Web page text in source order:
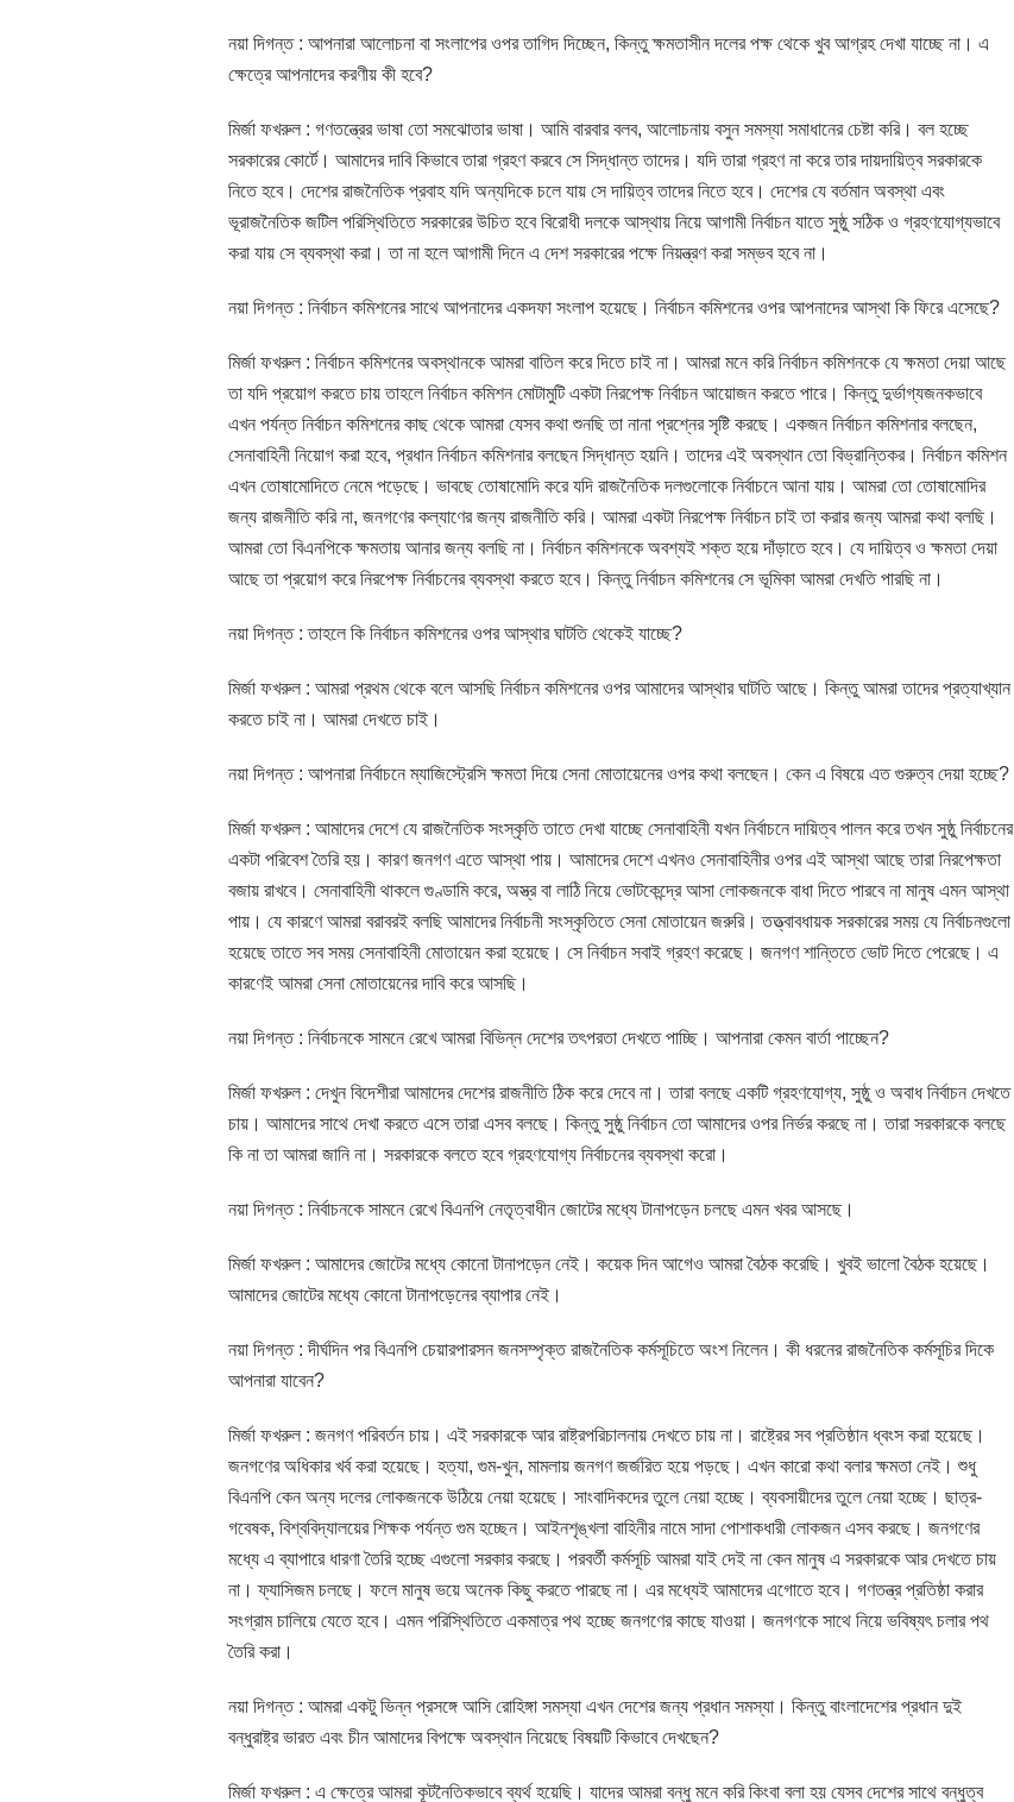
নয়া দিগন্ত : আপনারা আলোচনা বা সংলাপের ওপর তাগিদ দিচ্ছেন, কিন্তু ক্ষমতাসীন দলের পক্ষ থেকে খুব আগ্রহ দেখা যাচ্ছে না। এ
ক্ষেত্রে আপনাদের করণীয় কী হবে?
মির্জা ফখরুল : গণতন্ত্রের ভাষা তো সমঝোতার ভাষা। আমি বারবার বলব, আলোচনায় বসুন সমস্যা সমাধানের চেষ্টা করি। বল হচ্ছে
সরকারের কোর্টে। আমাদের দাবি কিভাবে তারা গ্রহণ করবে সে সিদ্ধান্ত তাদের। যদি তারা গ্রহণ না করে তার দায়দায়িত্ব সরকারকে
নিতে হবে। দেশের রাজনৈতিক প্রবাহ যদি অন্যদিকে চলে যায় সে দায়িত্ব তাদের নিতে হবে। দেশের যে বর্তমান অবস্থা এবং
ভূরাজনৈতিক জটিল পরিস্থিতিতে সরকারের উচিত হবে বিরোধী দলকে আস্থায় নিয়ে আগামী নির্বাচন যাতে সুষ্ঠু সঠিক ও গ্রহণযোগ্যভাবে
করা যায় সে ব্যবস্থা করা। তা না হলে আগামী দিনে এ দেশ সরকারের পক্ষে নিয়ন্ত্রণ করা সম্ভব হবে না।
নয়া দিগন্ত : নির্বাচন কমিশনের সাথে আপনাদের একদফা সংলাপ হয়েছে। নির্বাচন কমিশনের ওপর আপনাদের আস্থা কি ফিরে এসেছে?
মির্জা ফখরুল : নির্বাচন কমিশনের অবস্থানকে আমরা বাতিল করে দিতে চাই না। আমরা মনে করি নির্বাচন কমিশনকে যে ক্ষমতা দেয়া আছে
তা যদি প্রয়োগ করতে চায় তাহলে নির্বাচন কমিশন মোটামুটি একটা নিরপেক্ষ নির্বাচন আয়োজন করতে পারে। কিন্তু দুর্ভাগ্যজনকভাবে
এখন পর্যন্ত নির্বাচন কমিশনের কাছ থেকে আমরা যেসব কথা শুনছি তা নানা প্রশ্নের সৃষ্টি করছে। একজন নির্বাচন কমিশনার বলছেন,
সেনাবাহিনী নিয়োগ করা হবে, প্রধান নির্বাচন কমিশনার বলছেন সিদ্ধান্ত হয়নি। তাদের এই অবস্থান তো বিভ্রান্তিকর। নির্বাচন কমিশন
এখন তোষামোদিতে নেমে পড়েছে। ভাবছে তোষামোদি করে যদি রাজনৈতিক দলগুলোকে নির্বাচনে আনা যায়। আমরা তো তোষামোদির
জন্য রাজনীতি করি না, জনগণের কল্যাণের জন্য রাজনীতি করি। আমরা একটা নিরপেক্ষ নির্বাচন চাই তা করার জন্য আমরা কথা বলছি।
আমরা তো বিএনপিকে ক্ষমতায় আনার জন্য বলছি না। নির্বাচন কমিশনকে অবশ্যই শক্ত হয়ে দাঁড়াতে হবে। যে দায়িত্ব ও ক্ষমতা দেয়া
আছে তা প্রয়োগ করে নিরপেক্ষ নির্বাচনের ব্যবস্থা করতে হবে। কিন্তু নির্বাচন কমিশনের সে ভূমিকা আমরা দেখতি পারছি না।
নয়া দিগন্ত : তাহলে কি নির্বাচন কমিশনের ওপর আস্থার ঘাটতি থেকেই যাচ্ছে?
মির্জা ফখরুল : আমরা প্রথম থেকে বলে আসছি নির্বাচন কমিশনের ওপর আমাদের আস্থার ঘাটতি আছে। কিন্তু আমরা তাদের প্রত্যাখ্যান
করতে চাই না। আমরা দেখতে চাই।
নয়া দিগন্ত : আপনারা নির্বাচনে ম্যাজিস্ট্রেসি ক্ষমতা দিয়ে সেনা মোতায়েনের ওপর কথা বলছেন। কেন এ বিষয়ে এত গুরুত্ব দেয়া হচ্ছে?
মির্জা ফখরুল : আমাদের দেশে যে রাজনৈতিক সংস্কৃতি তাতে দেখা যাচ্ছে সেনাবাহিনী যখন নির্বাচনে দায়িত্ব পালন করে তখন সুষ্ঠু নির্বাচনের
একটা পরিবেশ তৈরি হয়। কারণ জনগণ এতে আস্থা পায়। আমাদের দেশে এখনও সেনাবাহিনীর ওপর এই আস্থা আছে তারা নিরপেক্ষতা
বজায় রাখবে। সেনাবাহিনী থাকলে গুণ্ডামি করে, অস্ত্র বা লাঠি নিয়ে ভোটকেন্দ্রে আসা লোকজনকে বাধা দিতে পারবে না মানুষ এমন আস্থা
পায়। যে কারণে আমরা বরাবরই বলছি আমাদের নির্বাচনী সংস্কৃতিতে সেনা মোতায়েন জরুরি। তত্ত্বাবধায়ক সরকারের সময় যে নির্বাচনগুলো
হয়েছে তাতে সব সময় সেনাবাহিনী মোতায়েন করা হয়েছে। সে নির্বাচন সবাই গ্রহণ করেছে। জনগণ শান্তিতে ভোট দিতে পেরেছে। এ
কারণেই আমরা সেনা মোতায়েনের দাবি করে আসছি।
নয়া দিগন্ত : নির্বাচনকে সামনে রেখে আমরা বিভিন্ন দেশের তৎপরতা দেখতে পাচ্ছি। আপনারা কেমন বার্তা পাচ্ছেন?
মির্জা ফখরুল : দেখুন বিদেশীরা আমাদের দেশের রাজনীতি ঠিক করে দেবে না। তারা বলছে একটি গ্রহণযোগ্য, সুষ্ঠু ও অবাধ নির্বাচন দেখতে
চায়। আমাদের সাথে দেখা করতে এসে তারা এসব বলছে। কিন্তু সুষ্ঠু নির্বাচন তো আমাদের ওপর নির্ভর করছে না। তারা সরকারকে বলছে
কি না তা আমরা জানি না। সরকারকে বলতে হবে গ্রহণযোগ্য নির্বাচনের ব্যবস্থা করো।
নয়া দিগন্ত : নির্বাচনকে সামনে রেখে বিএনপি নেতৃত্বাধীন জোটের মধ্যে টানাপড়েন চলছে এমন খবর আসছে।
মির্জা ফখরুল : আমাদের জোটের মধ্যে কোনো টানাপড়েন নেই। কয়েক দিন আগেও আমরা বৈঠক করেছি। খুবই ভালো বৈঠক হয়েছে।
আমাদের জোটের মধ্যে কোনো টানাপড়েনের ব্যাপার নেই।
নয়া দিগন্ত : দীর্ঘদিন পর বিএনপি চেয়ারপারসন জনসম্পৃক্ত রাজনৈতিক কর্মসূচিতে অংশ নিলেন। কী ধরনের রাজনৈতিক কর্মসূচির দিকে
আপনারা যাবেন?
মির্জা ফখরুল : জনগণ পরিবর্তন চায়। এই সরকারকে আর রাষ্ট্রপরিচালনায় দেখতে চায় না। রাষ্ট্রের সব প্রতিষ্ঠান ধ্বংস করা হয়েছে।
জনগণের অধিকার খর্ব করা হয়েছে। হত্যা, গুম-খুন, মামলায় জনগণ জর্জরিত হয়ে পড়ছে। এখন কারো কথা বলার ক্ষমতা নেই। শুধু
বিএনপি কেন অন্য দলের লোকজনকে উঠিয়ে নেয়া হয়েছে। সাংবাদিকদের তুলে নেয়া হচ্ছে। ব্যবসায়ীদের তুলে নেয়া হচ্ছে। ছাত্র-
গবেষক, বিশ্ববিদ্যালয়ের শিক্ষক পর্যন্ত গুম হচ্ছেন। আইনশৃঙ্খলা বাহিনীর নামে সাদা পোশাকধারী লোকজন এসব করছে। জনগণের
মধ্যে এ ব্যাপারে ধারণা তৈরি হচ্ছে এগুলো সরকার করছে। পরবর্তী কর্মসূচি আমরা যাই দেই না কেন মানুষ এ সরকারকে আর দেখতে চায়
না। ফ্যাসিজম চলছে। ফলে মানুষ ভয়ে অনেক কিছু করতে পারছে না। এর মধ্যেই আমাদের এগোতে হবে। গণতন্ত্র প্রতিষ্ঠা করার
সংগ্রাম চালিয়ে যেতে হবে। এমন পরিস্থিতিতে একমাত্র পথ হচ্ছে জনগণের কাছে যাওয়া। জনগণকে সাথে নিয়ে ভবিষ্যৎ চলার পথ
তৈরি করা।
নয়া দিগন্ত : আমরা একটু ভিন্ন প্রসঙ্গে আসি রোহিঙ্গা সমস্যা এখন দেশের জন্য প্রধান সমস্যা। কিন্তু বাংলাদেশের প্রধান দুই
বন্ধুরাষ্ট্র ভারত এবং চীন আমাদের বিপক্ষে অবস্থান নিয়েছে বিষয়টি কিভাবে দেখছেন?
মির্জা ফখরুল : এ ক্ষেত্রে আমরা কূটনৈতিকভাবে ব্যর্থ হয়েছি। যাদের আমরা বন্ধু মনে করি কিংবা বলা হয় যেসব দেশের সাথে বন্ধুত্ব